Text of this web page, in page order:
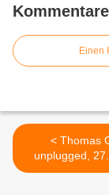
Kommentare
Einen
< Thomas Godoj
unplugged,
Kürze